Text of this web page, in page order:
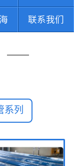
联系我们
系列